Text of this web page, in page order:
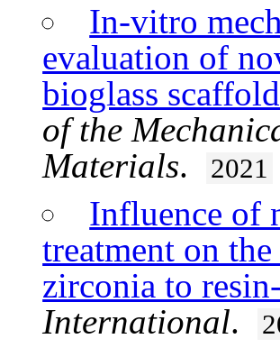
In-vitro
evaluation of
bioglass
of the
Materials. 2021
Influence of
treatment on
zirconia to
International.